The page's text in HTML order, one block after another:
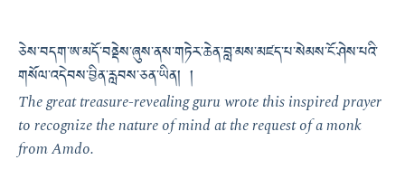
ཅེས་བདག་ཨ་མདོ་བནྡེས་ཞུས་ནས་གཏེར་ཆེན་བླ་མས་མཛད་པ་སེམས་ངོ་ཤེས་པའི་
གསོལ་འདེབས་བྱིན་རླབས་ཅན་ཡིན། །
The great treasure-revealing guru wrote this inspired prayer
to recognize the nature of mind at the request of a monk
from Amdo.